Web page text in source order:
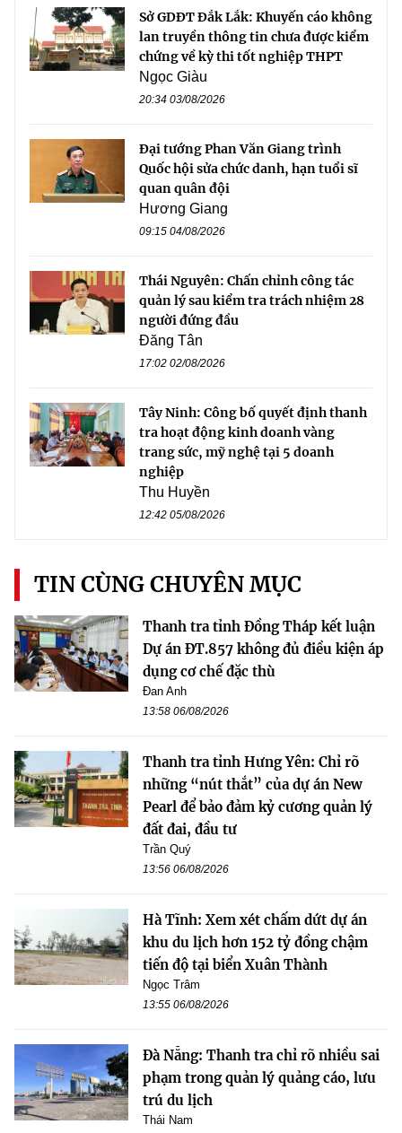
Sở GDĐT Đắk Lắk: Khuyến cáo không
lan truyền thông tin chưa được kiểm
chứng về kỳ thi tốt nghiệp THPT
Ngọc Giàu
20:34 03/08/2026
Đại tướng Phan Văn Giang trình
Quốc hội sửa chức danh, hạn tuổi sĩ
quan quân đội
Hương Giang
09:15 04/08/2026
Thái Nguyên: Chấn chỉnh công tác
quản lý sau kiểm tra trách nhiệm 28
người đứng đầu
Đăng Tân
17:02 02/08/2026
Tây Ninh: Công bố quyết định thanh
tra hoạt động kinh doanh vàng
trang sức, mỹ nghệ tại 5 doanh
nghiệp
Thu Huyền
12:42 05/08/2026
TIN CÙNG CHUYÊN MỤC
Thanh tra tỉnh Đồng Tháp kết luận
Dự án ĐT.857 không đủ điều kiện áp
dụng cơ chế đặc thù
Đan Anh
13:58 06/08/2026
Thanh tra tỉnh Hưng Yên: Chỉ rõ
những “nút thắt” của dự án New
Pearl để bảo đảm kỷ cương quản lý
đất đai, đầu tư
Trần Quý
13:56 06/08/2026
Hà Tĩnh: Xem xét chấm dứt dự án
khu du lịch hơn 152 tỷ đồng chậm
tiến độ tại biển Xuân Thành
Ngọc Trâm
13:55 06/08/2026
Đà Nẵng: Thanh tra chỉ rõ nhiều sai
phạm trong quản lý quảng cáo, lưu
trú du lịch
Thái Nam